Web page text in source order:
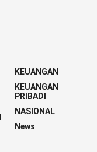
KEUANGAN
KEUANGAN
PRIBADI
NASIONAL
News